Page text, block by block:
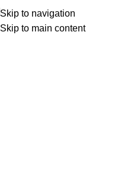
Skip to navigation
Skip to main content